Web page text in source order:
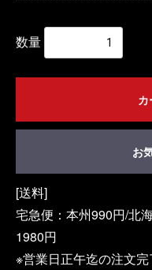
数量
カ
お
[送料]
宅急便：本州990円/北
1980円
※営業日正午迄の注文